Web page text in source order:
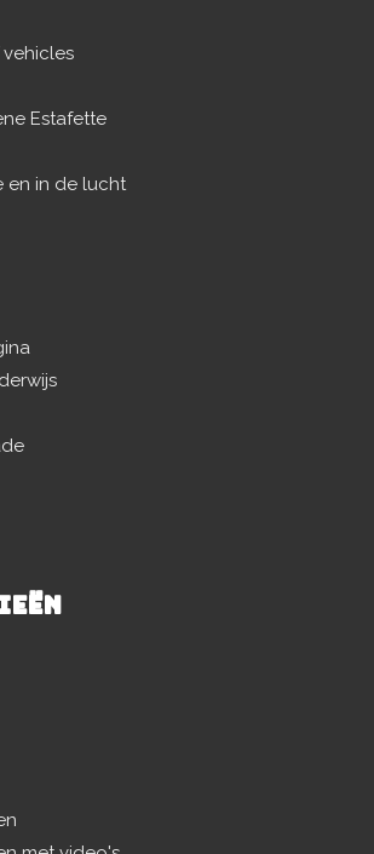
Estafette
en in de lucht